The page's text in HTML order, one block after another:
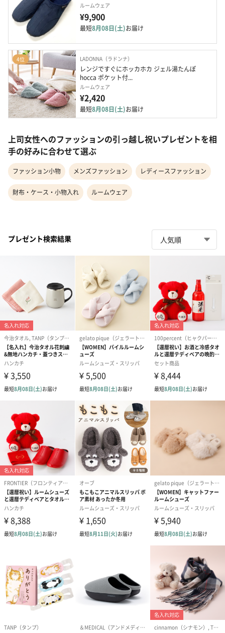
ルームウェア
¥9,900
最短8月08日(土)お届け
4位 LADONNA（ラドンナ）
レンジですぐにホッカホカ ジェル湯たんぽ
hocca ポケット付...
ルームウェア
¥2,420
最短8月08日(土)お届け
上司女性へのファッションの引っ越し祝いプレゼントを相
手の好みに合わせて選ぶ
ファッション小物 メンズファッション レディースファッション
財布・ケース・小物入れ ルームウェア
プレゼント検索結果